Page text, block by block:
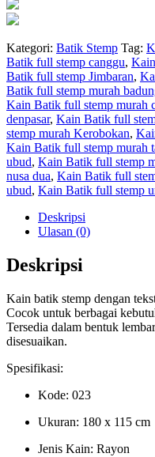
Kategori: Batik Stemp Tag:
Batik full stemp canggu,
Batik full stemp Jimbaran,
Batik full stemp murah
Kain Batik full stemp murah
denpasar, Kain Batik full
stemp murah Kerobokan,
Kain Batik full stemp murah
ubud, Kain Batik full stemp
nusa dua, Kain Batik full
ubud, Kain Batik full stemp
Deskripsi
Ulasan (0)
Deskripsi
Kain batik stemp dengan
Cocok untuk berbagai
Tersedia dalam bentuk
disesuaikan.
Spesifikasi:
Kode: 023
Ukuran: 180 x 115 cm
Jenis Kain: Rayon